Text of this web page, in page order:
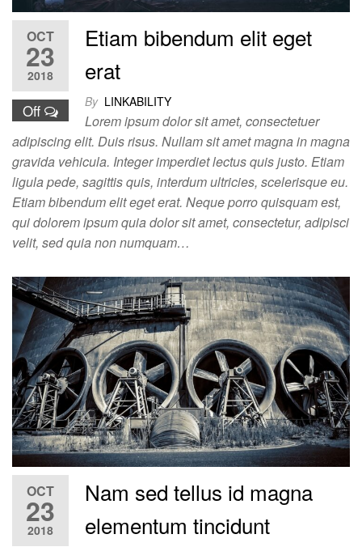
OCT
23
2018
Off
Etiam bibendum elit eget
erat
By LINKABILITY
Lorem ipsum dolor sit amet, consectetuer
adipiscing elit. Duis risus. Nullam sit amet magna in magna
gravida vehicula. Integer imperdiet lectus quis justo. Etiam
ligula pede, sagittis quis, interdum ultricies, scelerisque eu.
Etiam bibendum elit eget erat. Neque porro quisquam est,
qui dolorem ipsum quia dolor sit amet, consectetur, adipisci
velit, sed quia non numquam…
OCT
23
2018
Nam sed tellus id magna
elementum tincidunt